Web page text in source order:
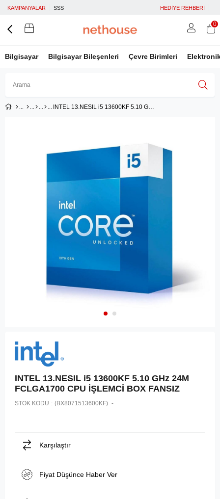
KAMPANYALAR SSS HEDİYE REHBERİ
Bilgisayar Bilgisayar Bileşenleri Çevre Birimleri
0
INTEL 13.NESIL i5 13600KF 5.10 GHz 24M FCLGA1700 CPU İŞLEMCİ BOX FANSIZ
INTEL 13.NESIL i5 13600KF 5.10 GHz 24M
FCLGA1700 CPU İŞLEMCİ BOX FANSIZ
STOK KODU (BX8071513600KF)
Karşılaştır
Fiyat Düşünce Haber Ver